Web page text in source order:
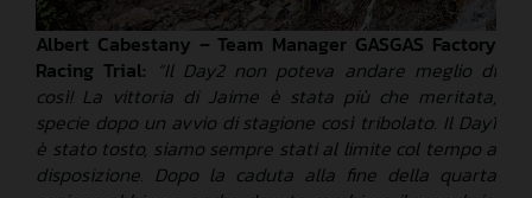
Albert Cabestany – Team Manager GASGAS Factory
Racing Trial: “Il Day2 non poteva andare meglio di
così! La vittoria di Jaime è stata più che meritata,
specie dopo un avvio di stagione così tribolato. Il Day1
è stato tosto, siamo sempre stati al limite col tempo a
disposizione. Dopo la caduta alla fine della quarta